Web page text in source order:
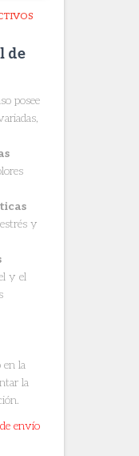
de
posee
y
y el
en la
la
envío